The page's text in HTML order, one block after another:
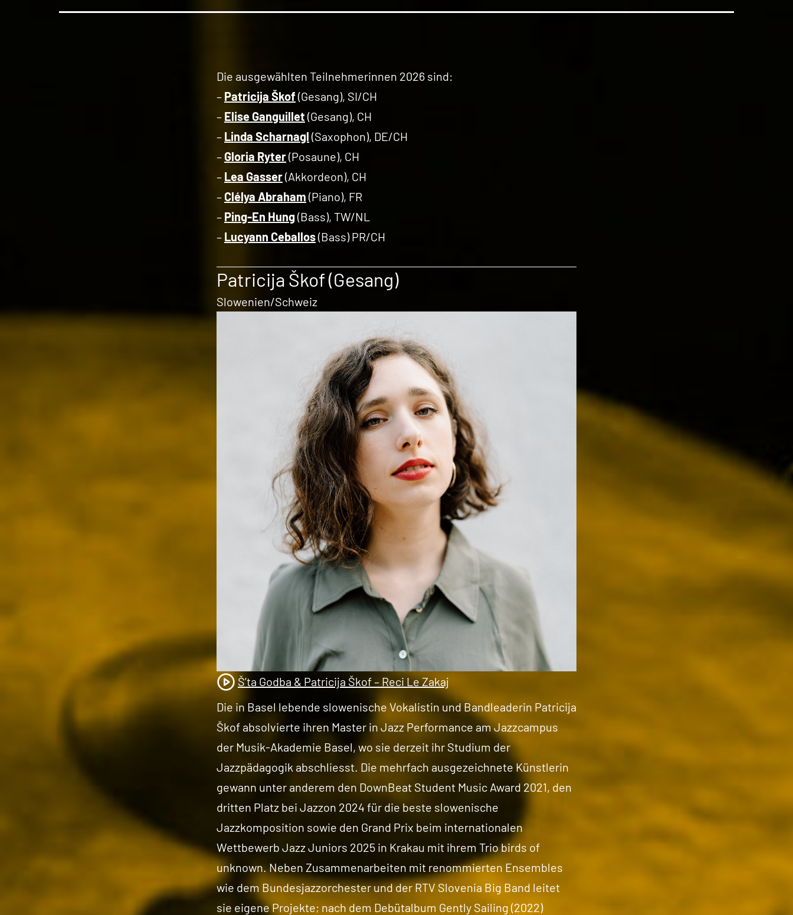
Die ausgewählten Teilnehmerinnen 2026 sind:
– Patricija Škof(Gesang), SI/CH
– Elise Ganguillet (Gesang), CH
– Linda Scharnagl (Saxophon), DE/CH
– Gloria Ryter(Posaune), CH
– Lea Gasser(Akkordeon), CH
– Clélya Abraham (Piano), FR
– Ping-En Hung(Bass), TW/NL
– Lucyann Ceballos(Bass) PR/CH
Patricija Škof (Gesang)
Slowenien/Schweiz
Š’ta Godba & Patricija Škof – Reci Le Zakaj
Die in Basel lebende slowenische Vokalistin und Bandleaderin Patricija
Škof absolvierte ihren Master in Jazz Performance am Jazzcampus
der Musik-Akademie Basel, wo sie derzeit ihr Studium der
Jazzpädagogik abschliesst. Die mehrfach ausgezeichnete Künstlerin
gewann unter anderem den DownBeat Student Music Award 2021, den
dritten Platz bei Jazzon 2024 für die beste slowenische
Jazzkomposition sowie den Grand Prix beim internationalen
Wettbewerb Jazz Juniors 2025 in Krakau mit ihrem Trio birds of
unknown. Neben Zusammenarbeiten mit renommierten Ensembles
wie dem Bundesjazzorchester und der RTV Slovenia Big Band leitet
sie eigene Projekte; nach dem Debütalbum Gently Sailing (2022)